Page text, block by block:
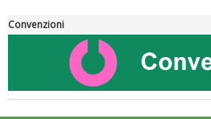
Convenzioni